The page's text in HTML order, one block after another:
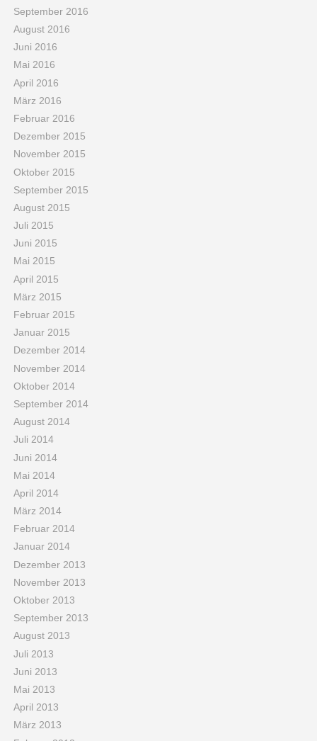
September 2016
August 2016
Juni 2016
Mai 2016
April 2016
März 2016
Februar 2016
Dezember 2015
November 2015
Oktober 2015
September 2015
August 2015
Juli 2015
Juni 2015
Mai 2015
April 2015
März 2015
Februar 2015
Januar 2015
Dezember 2014
November 2014
Oktober 2014
September 2014
August 2014
Juli 2014
Juni 2014
Mai 2014
April 2014
März 2014
Februar 2014
Januar 2014
Dezember 2013
November 2013
Oktober 2013
September 2013
August 2013
Juli 2013
Juni 2013
Mai 2013
April 2013
März 2013